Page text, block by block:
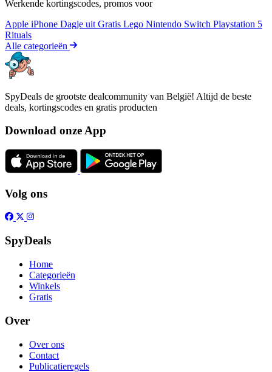
Werkende kortingscodes, promos voor
Apple iPhone Dagje uit Gratis Lego Nintendo Switch Playstation 5
Rituals
Alle categorieën
SpyDeals de grootste dealcommunity van België! Altijd de beste
deals, kortingscodes en gratis producten
Download onze App
Volg ons
SpyDeals
Home
Categorieën
Winkels
Gratis
Over
Over ons
Contact
Publicatieregels